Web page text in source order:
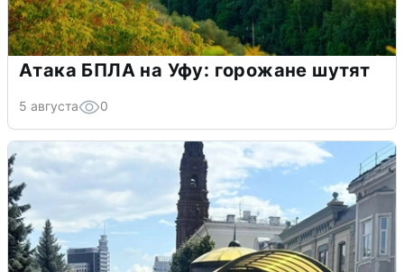
Атака БПЛА на Уфу: горожане шутят
5 августа 0